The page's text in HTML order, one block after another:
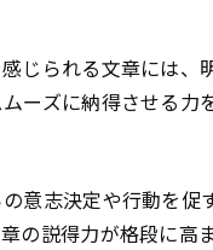
じられる文章には、
ーズに納得させる力
意志決定や行動を促
の説得力が格段に高